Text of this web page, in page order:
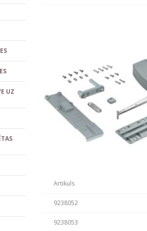
UZ
Artikuls
9238052
9238053